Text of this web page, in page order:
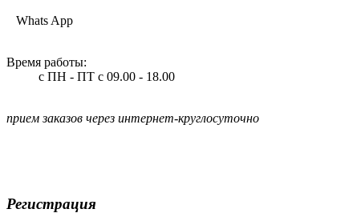
Whats App
Время работы:
с ПН - ПТ с 09.00 - 18.00
прием заказов через интернет-круглосуточно
Регистрация